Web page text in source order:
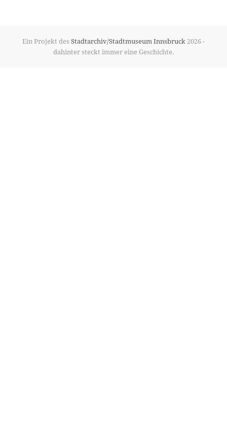
Ein Projekt des Stadtarchiv/Stadtmuseum Innsbruck 2026 -
dahinter steckt immer eine Geschichte.